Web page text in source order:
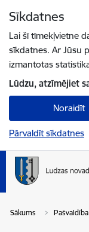
Sīkdatnes
Lai šī tīmekļvietne
sīkdatnes. Ar Jūsu
izmantotas
Lūdzu, atzīmējiet
Noraidīt
Pārvaldīt sīkdatnes
Sākums Pašvaldība